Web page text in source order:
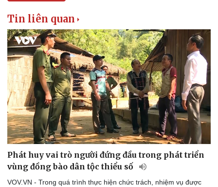
Tin liên quan
Phát huy vai trò người đứng đầu trong phát triển
vùng đồng bào dân tộc thiểu số
VOV.VN - Trong quá trình thực hiện chức trách, nhiệm vụ được